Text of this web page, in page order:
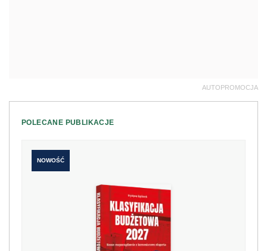
AUTOPROMOCJA
POLECANE PUBLIKACJE
NOWOŚĆ